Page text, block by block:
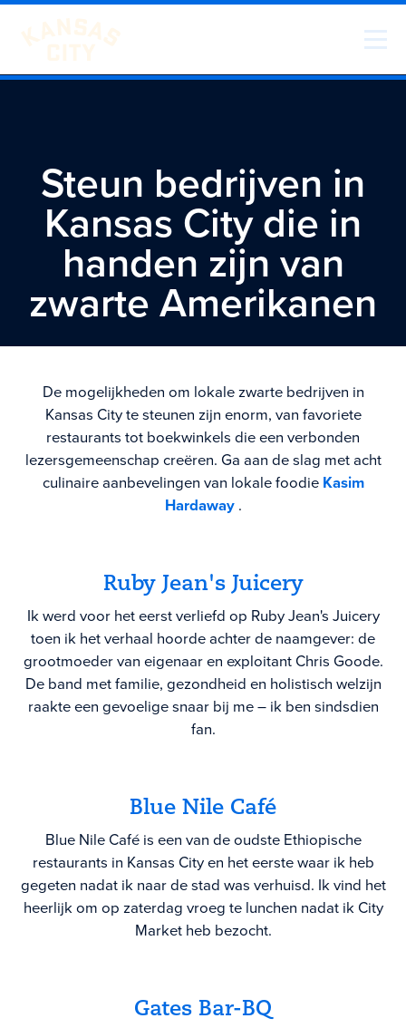
Bezoek KC
Ga naar inhoud
Steun bedrijven in
Kansas City die in
handen zijn van
zwarte Amerikanen
De mogelijkheden om lokale zwarte bedrijven in
Kansas City te steunen zijn enorm, van favoriete
restaurants tot boekwinkels die een verbonden
lezersgemeenschap creëren. Ga aan de slag met acht
culinaire aanbevelingen van lokale foodie Kasim
Hardaway.
Ruby Jean's Juicery
Ik werd voor het eerst verliefd op Ruby Jean's Juicery
toen ik het verhaal hoorde achter de naamgever: de
grootmoeder van eigenaar en exploitant Chris Goode.
De band met familie, gezondheid en holistisch welzijn
raakte een gevoelige snaar bij me – ik ben sindsdien
fan.
Blue Nile Café
Blue Nile Café is een van de oudste Ethiopische
restaurants in Kansas City en het eerste waar ik heb
gegeten nadat ik naar de stad was verhuisd. Ik vind het
heerlijk om op zaterdag vroeg te lunchen nadat ik City
Market heb bezocht.
Gates Bar-BQ